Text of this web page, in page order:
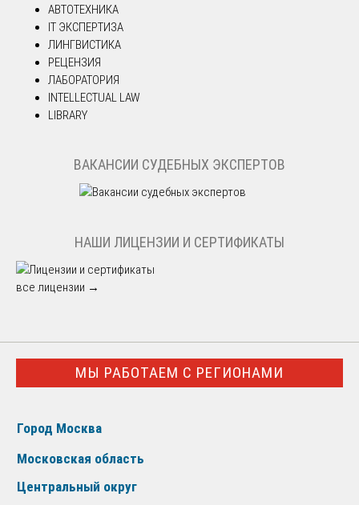
АВТОТЕХНИКА
IT ЭКСПЕРТИЗА
ЛИНГВИСТИКА
РЕЦЕНЗИЯ
ЛАБОРАТОРИЯ
INTELLECTUAL LAW
LIBRARY
ВАКАНСИИ СУДЕБНЫХ ЭКСПЕРТОВ
НАШИ ЛИЦЕНЗИИ И СЕРТИФИКАТЫ
все лицензии →
МЫ РАБОТАЕМ С РЕГИОНАМИ
Город Москва
Московская область
Центральный округ